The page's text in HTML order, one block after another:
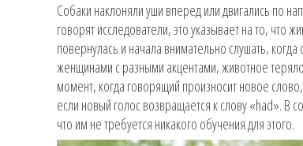
Собаки наклоняли уши вперед или двигались по
говорят исследователи, это указывает на то,
повернулась и начала внимательно слушать,
женщинами с разными акцентами, животное теряло
момент, когда говорящий произносит новое
если новый голос возвращается к слову «had». В
что им не требуется никакого обучения для этого.